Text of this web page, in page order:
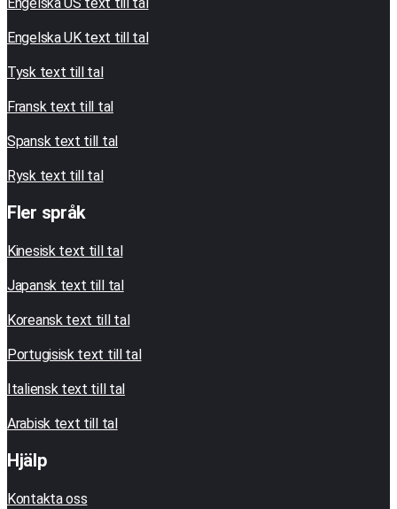
Engelska UK text till tal
Tysk text till tal
Fransk text till tal
Spansk text till tal
Rysk text till tal
Fler språk
Kinesisk text till tal
Japansk text till tal
Koreansk text till tal
Portugisisk text till tal
Italiensk text till tal
Arabisk text till tal
Hjälp
Kontakta oss